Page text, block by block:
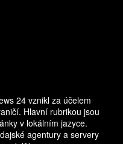
24 vznikl za účelem
Hlavní rubrikou jsou
v lokálním jazyce.
agentury a servery